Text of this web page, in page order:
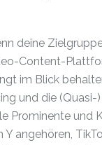
deine
Content-
im Blick
und die (Quasi-
Prominente und
Y angehören,